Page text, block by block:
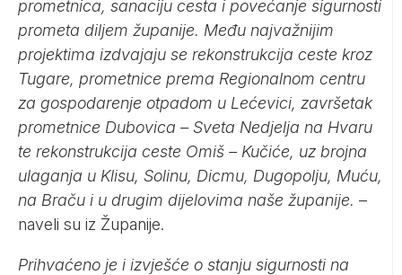
prometnica, sanaciju cesta i povećanje sigurnosti
prometa diljem županije. Među najvažnijim
projektima izdvajaju se rekonstrukcija ceste kroz
Tugare, prometnice prema Regionalnom centru
za gospodarenje otpadom u Lećevici, završetak
prometnice Dubovica – Sveta Nedjelja na Hvaru
te rekonstrukcija ceste Omiš – Kučiće, uz brojna
ulaganja u Klisu, Solinu, Dicmu, Dugopolju, Muću,
na Braču i u drugim dijelovima naše županije. –
naveli su iz Županije.
Prihvaćeno je i izvješće o stanju sigurnosti na